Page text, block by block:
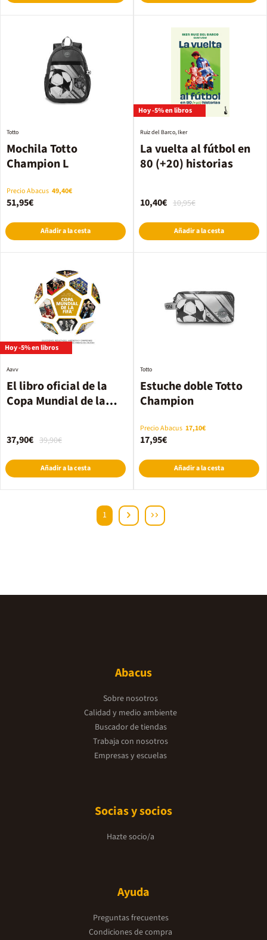
Mochila Totto
Champion L
Totto
Precio Abacus 49,40€
51,95€
Añadir a la cesta
Hoy -5% en libros
La vuelta al fútbol en
80 (+20) historias
Ruiz del Barco, Iker
10,95€
10,40€
Añadir a la cesta
Hoy -5% en libros
El libro oficial de la
Copa Mundial de la
Aavv
39,90€
37,90€
Añadir a la cesta
Estuche doble Totto
Champion
Totto
Precio Abacus 17,10€
17,95€
Añadir a la cesta
1
Abacus
Sobre nosotros
Calidad y medio ambiente
Buscador de tiendas
Trabaja con nosotros
Empresas y escuelas
Socias y socios
Hazte socio/a
Ayuda
Preguntas frecuentes
Condiciones de compra